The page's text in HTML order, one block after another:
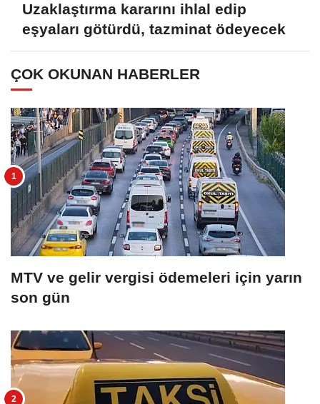
Uzaklaştırma kararını ihlal edip
eşyaları götürdü, tazminat ödeyecek
ÇOK OKUNAN HABERLER
MTV ve gelir vergisi ödemeleri için yarın
son gün